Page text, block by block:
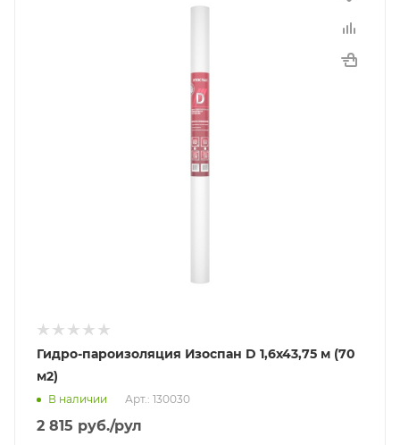
Гидро-пароизоляция Изоспан D 1,6х43,75 м (70
м2)
В наличии Арт.: 130030
2 815 руб./рул